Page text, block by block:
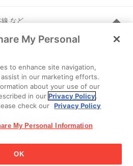
線 など
ルート
を見る
2025 Ezaki Glico Co., Ltd.
My Personal
to enhance site navigation,
in our marketing efforts.
about your use of our
in ourPrivacy Policy.
check our Privacy Policy
My Personal Information
OK